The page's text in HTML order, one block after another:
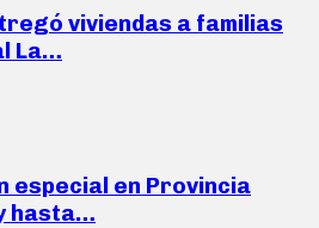
viviendas a familias
La…
especial en Provincia
hasta…